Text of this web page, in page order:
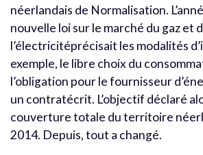
néerlandais de Normalisation.
nouvelle loi sur le marché du gaz et
l’électricitéprécisait les modalités
exemple, le libre choix du
l’obligation pour le fournisseur
un contratécrit. L’objectif déclaré
couverture totale du territoire
2014. Depuis, tout a changé.